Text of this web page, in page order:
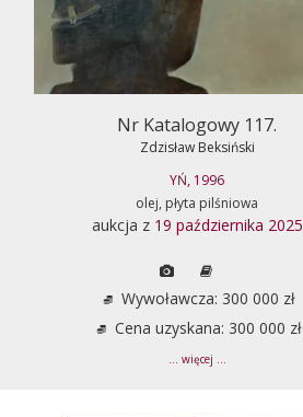
Nr Katalogowy 117.
Zdzisław Beksiński
YŃ, 1996
olej, płyta pilśniowa
aukcja z 19 października 2025
Wywoławcza: 300 000 zł
Cena uzyskana: 300 000 zł
... więcej ...